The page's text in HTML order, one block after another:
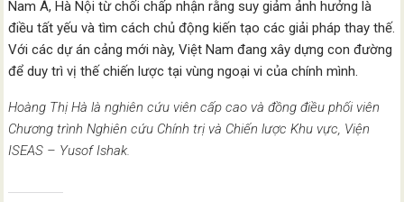
Nam Á, Hà Nội từ chối chấp nhận rằng suy giảm ảnh hưởng là
điều tất yếu và tìm cách chủ động kiến tạo các giải pháp thay thế.
Với các dự án cảng mới này, Việt Nam đang xây dựng con đường
để duy trì vị thế chiến lược tại vùng ngoại vi của chính mình.
Hoàng Thị Hà là nghiên cứu viên cấp cao và đồng điều phối viên
Chương trình Nghiên cứu Chính trị và Chiến lược Khu vực, Viện
ISEAS – Yusof Ishak.